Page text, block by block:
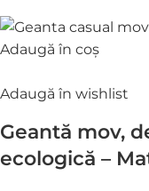
Adaugă în coș
Adaugă în wishlist
Geantă mov,
ecologică –